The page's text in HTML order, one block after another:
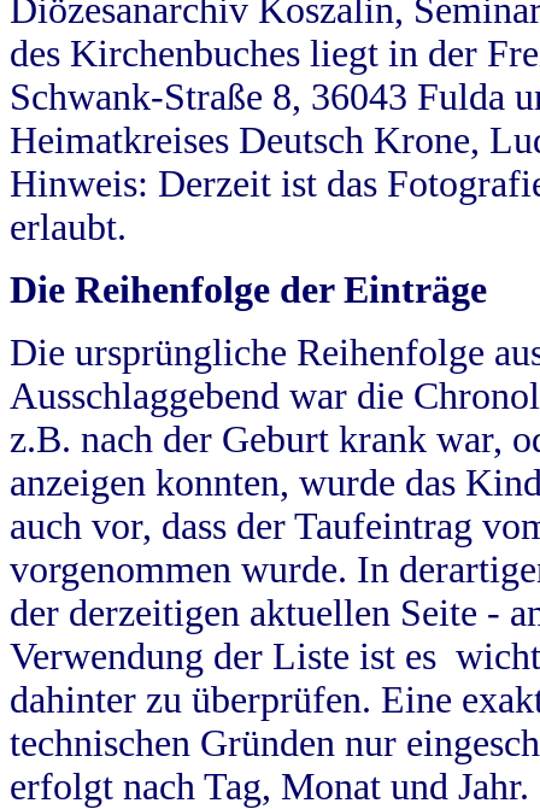
Diözesanarchiv Koszalin,
des Kirchenbuches liegt in der
Schwank-Straße 8, 36043 Fulda
Heimatkreises Deutsch Krone,
Hinweis: Derzeit ist das
erlaubt.
Die Reihenfolge der Einträge
Die ursprüngliche Reihenfolge
Ausschlaggebend war die
z.B. nach der Geburt krank war,
anzeigen konnten, wurde das
auch vor, dass der Taufeintrag
vorgenommen wurde. In
der derzeitigen aktuellen Seite -
Verwendung der Liste ist es
dahinter zu überprüfen. Eine
technischen Gründen nur
erfolgt nach Tag, Monat und Jahr.